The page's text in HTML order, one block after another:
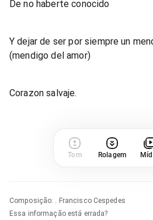
De no haberte conocido
Y dejar de ser por siempre un
(mendigo del amor)
Corazon salvaje.
Tom Rolagem
Composição: . Francisco Cespedes
Essa informação está errada?